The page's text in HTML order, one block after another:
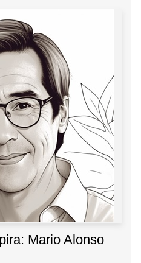
Mario Alonso